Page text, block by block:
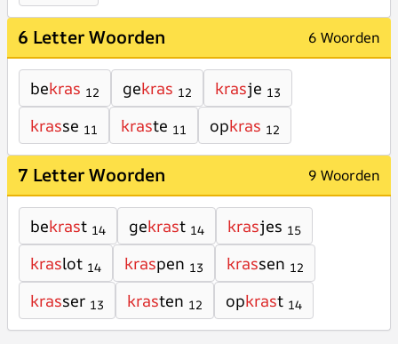
6 Letter Woorden 6 Woorden
bekras 12 gekras 12 krasje 13
krasse 11 kraste 11 opkras 12
7 Letter Woorden 9 Woorden
bekrast 14 gekrast 14 krasjes 15
kraslot 14 kraspen 13 krassen 12
krasser 13 krasten 12 opkrast 14